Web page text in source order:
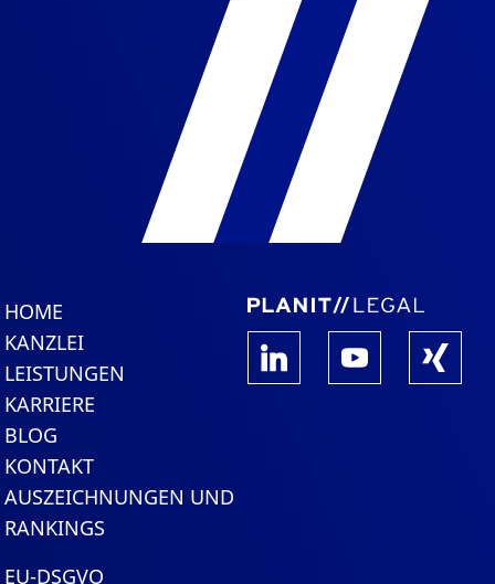
HOME
KANZLEI
LEISTUNGEN
KARRIERE
BLOG
KONTAKT
AUSZEICHNUNGEN UND
RANKINGS
EU-DSGVO